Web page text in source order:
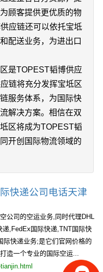
顾客提供更优质的物
应链还可以依托宝坻
配送业务，为进出口
是TOPEST韬博供应
链将充分发挥宝坻区
服务体系，为国际快
解决方案。相信在双
区将成为TOPEST韬
开创国际物流领域的
快递公司电话天津
公司的空运业务,同时代理DHL
递,FedEx国际快递,TNT国际快
际快递业务;是它们官网价格的
造一个专业的国际空运...